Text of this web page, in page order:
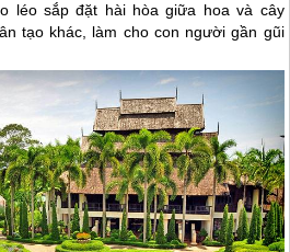
léo sắp đặt hài hòa giữa hoa và cây
tạo khác, làm cho con người gần gũi